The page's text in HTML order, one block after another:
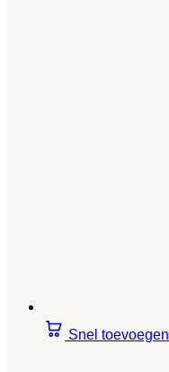
Snel toevoegen